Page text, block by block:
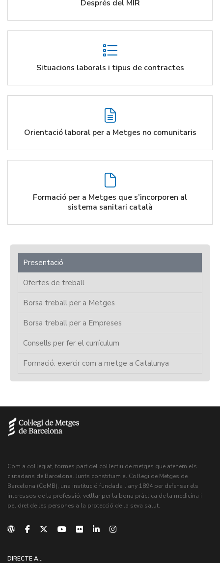
Després del MIR
Situacions laborals i tipus de contractes
Orientació laboral per a Metges no comunitaris
Formació per a Metges que s’incorporen al
sistema sanitari català
Presentació
Ofertes de treball
Borsa treball per a Metges
Borsa treball per a Empreses
Consells per fer el currículum
Formació: exercir com a metge a Catalunya
Com a col·legiat, formes part del col·lectiu de metges que atenem els
ciutadans de Barcelona. Junts constituïm el Col·legi de Metges de
Barcelona (CoMB), una institució fundada l'any 1894 per defensar els
interessos de la professió, vetllar per la bona pràctica de la medicina i
pel dret de les persones a la protecció de la seva salut.
DIRECTE A...